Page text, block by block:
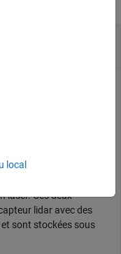
à l’aide d’une
la pose entre deux
laser. Ces deux
lidar avec des
sont stockées sous
local